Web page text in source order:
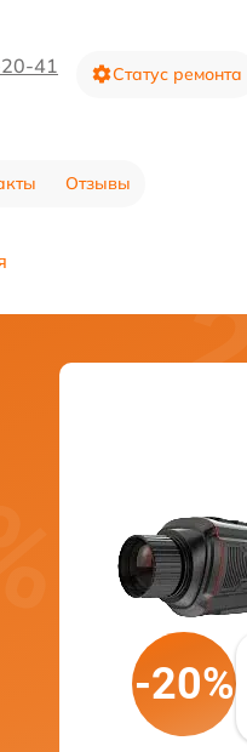
41 Статус ремонта
Отзывы
-20%